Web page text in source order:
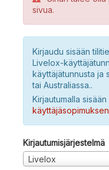
sivua.
Kirjaudu sisään
Livelox-
käyttäjätunnusta ja
tai Australiassa..
Kirjautumalla
käyttäjäsopimuksen
Kirjautumisjärjestelmä
Livelox